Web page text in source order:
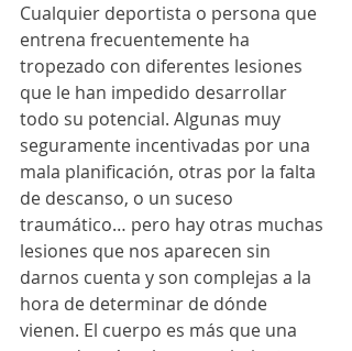
Cualquier deportista o persona que
entrena frecuentemente ha
tropezado con diferentes lesiones
que le han impedido desarrollar
todo su potencial. Algunas muy
seguramente incentivadas por una
mala planificación, otras por la falta
de descanso, o un suceso
traumático… pero hay otras muchas
lesiones que nos aparecen sin
darnos cuenta y son complejas a la
hora de determinar de dónde
vienen. El cuerpo es más que una